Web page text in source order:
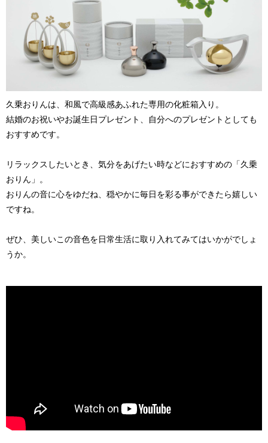
久乗おりんは、和風で高級感あふれた専用の化粧箱入り。
結婚のお祝いやお誕生日プレゼント、自分へのプレゼントとしても
おすすめです。
リラックスしたいとき、気分をあげたい時などにおすすめの「久乗
おりん」。
おりんの音に心をゆだね、穏やかに毎日を彩る事ができたら嬉しい
ですね。
ぜひ、美しいこの音色を日常生活に取り入れてみてはいかがでしょ
うか。